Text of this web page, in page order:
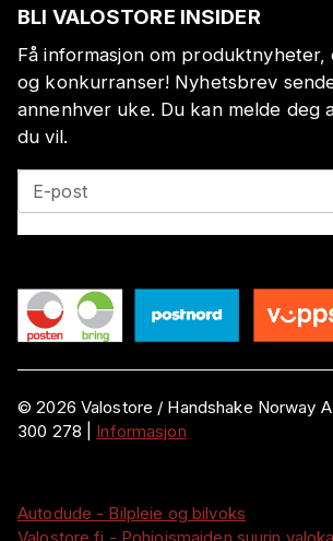
BLI VALOSTORE INSIDER
Få informasjon om produktnyheter,
og konkurranser! Nyhetsbrev
annenhver uke. Du kan melde deg
du vil.
E-post
©2026 Valostore / Handshake Norway
300 278
Informasjon
Autodude - Bilpleie og bilvoks